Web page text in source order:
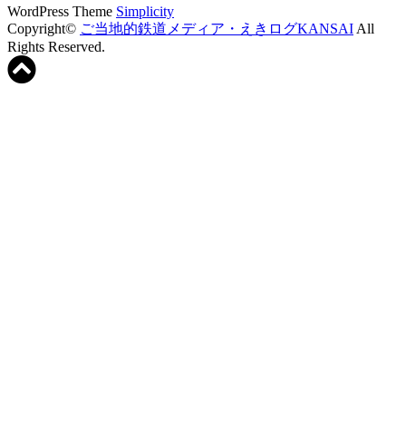
WordPress Theme Simplicity
Copyright© ご当地的鉄道メディア・えきログKANSAI All
Rights Reserved.